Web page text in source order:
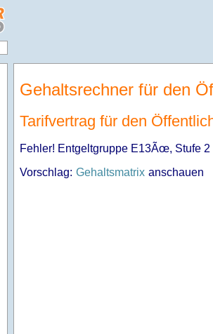
Gehaltsrechner für den
Tarifvertrag für den
Fehler! Entgeltgruppe E13Ãœ, Stufe 2
Vorschlag: Gehaltsmatrix anschauen